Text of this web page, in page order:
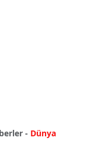
- Dünya